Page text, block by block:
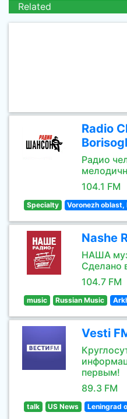
Related
Radio
Радио
104.1 FM
Specialty Voronezh oblast,
Nashe
НАША
Сделано
104.7 FM
music Russian Music
Vesti
первым!
89.3 FM
talk US News Leningrad